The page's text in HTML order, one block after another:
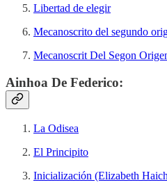
Libertad de elegir
Mecanoscrito del segundo
Mecanoscrit Del Segon
Ainhoa De Federico:
La Odisea
El Principito
Inicialización (Elizabeth